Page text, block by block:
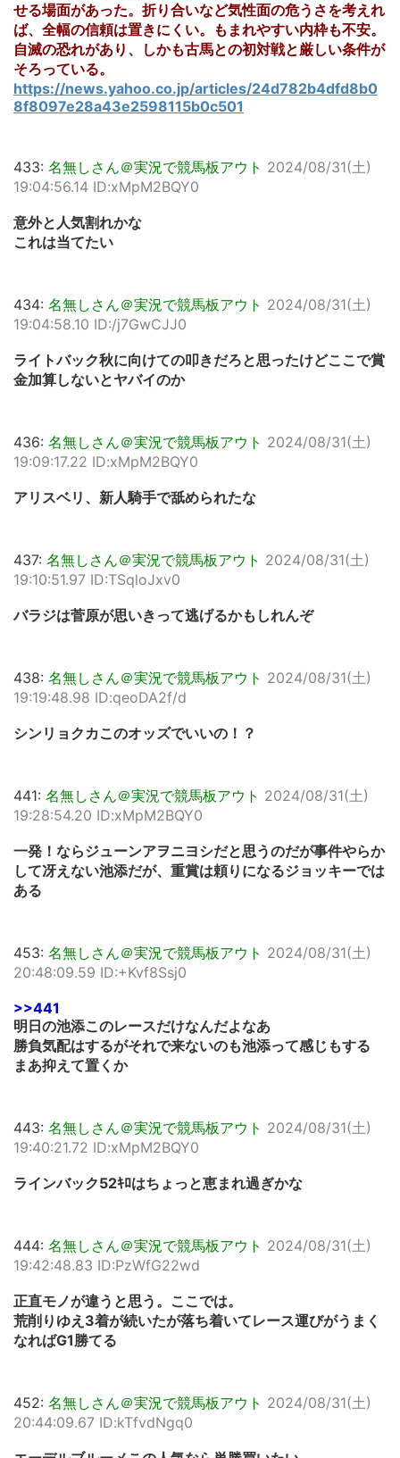
せる場面があった。折り合いなど気性面の危うさを考えれ
ば、全幅の信頼は置きにくい。もまれやすい内枠も不安。
自滅の恐れがあり、しかも古馬との初対戦と厳しい条件が
そろっている。
https://news.yahoo.co.jp/articles/24d782b4dfd8b0
8f8097e28a43e2598115b0c501
433: 名無しさん＠実況で競馬板アウト 2024/08/31(土)
19:04:56.14 ID:xMpM2BQY0
意外と人気割れかな
これは当てたい
434: 名無しさん＠実況で競馬板アウト 2024/08/31(土)
19:04:58.10 ID:/j7GwCJJ0
ライトバック秋に向けての叩きだろと思ったけどここで賞
金加算しないとヤバイのか
436: 名無しさん＠実況で競馬板アウト 2024/08/31(土)
19:09:17.22 ID:xMpM2BQY0
アリスベリ、新人騎手で舐められたな
437: 名無しさん＠実況で競馬板アウト 2024/08/31(土)
19:10:51.97 ID:TSqloJxv0
バラジは菅原が思いきって逃げるかもしれんぞ
438: 名無しさん＠実況で競馬板アウト 2024/08/31(土)
19:19:48.98 ID:qeoDA2f/d
シンリョクカこのオッズでいいの！？
441: 名無しさん＠実況で競馬板アウト 2024/08/31(土)
19:28:54.20 ID:xMpM2BQY0
一発！ならジューンアヲニヨシだと思うのだが事件やらか
して冴えない池添だが、重賞は頼りになるジョッキーでは
ある
453: 名無しさん＠実況で競馬板アウト 2024/08/31(土)
20:48:09.59 ID:+Kvf8Ssj0
>>441
明日の池添このレースだけなんだよなあ
勝負気配はするがそれで来ないのも池添って感じもする
まあ抑えて置くか
443: 名無しさん＠実況で競馬板アウト 2024/08/31(土)
19:40:21.72 ID:xMpM2BQY0
ラインバック52ｷﾛはちょっと恵まれ過ぎかな
444: 名無しさん＠実況で競馬板アウト 2024/08/31(土)
19:42:48.83 ID:PzWfG22wd
正直モノが違うと思う。ここでは。
荒削りゆえ3着が続いたが落ち着いてレース運びがうまく
なればG1勝てる
452: 名無しさん＠実況で競馬板アウト 2024/08/31(土)
20:44:09.67 ID:kTfvdNgq0